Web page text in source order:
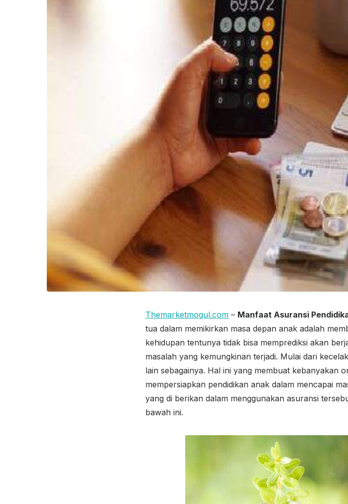
Themarketmogul.com – Manfaat Asuransi
tua dalam memikirkan masa depan anak adalah
kehidupan tentunya tidak bisa memprediksi akan
masalah yang kemungkinan terjadi. Mulai dari
lain sebagainya. Hal ini yang membuat kebanyakan
mempersiapkan pendidikan anak dalam mencapai
yang di berikan dalam menggunakan asuransi
bawah ini.